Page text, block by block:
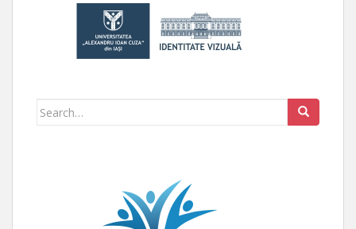
Search for: